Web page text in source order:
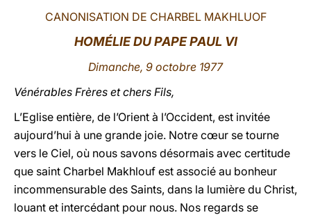
CANONISATION DE CHARBEL MAKHLUOF
HOMÉLIE DU PAPE PAUL VI
Dimanche, 9 octobre 1977
Vénérables Frères et chers Fils,
L’Eglise entière, de l’Orient à l’Occident, est invitée
aujourd’hui à une grande joie. Notre cœur se tourne
vers le Ciel, où nous savons désormais avec certitude
que saint Charbel Makhlouf est associé au bonheur
incommensurable des Saints, dans la lumière du Christ,
louant et intercédant pour nous. Nos regards se